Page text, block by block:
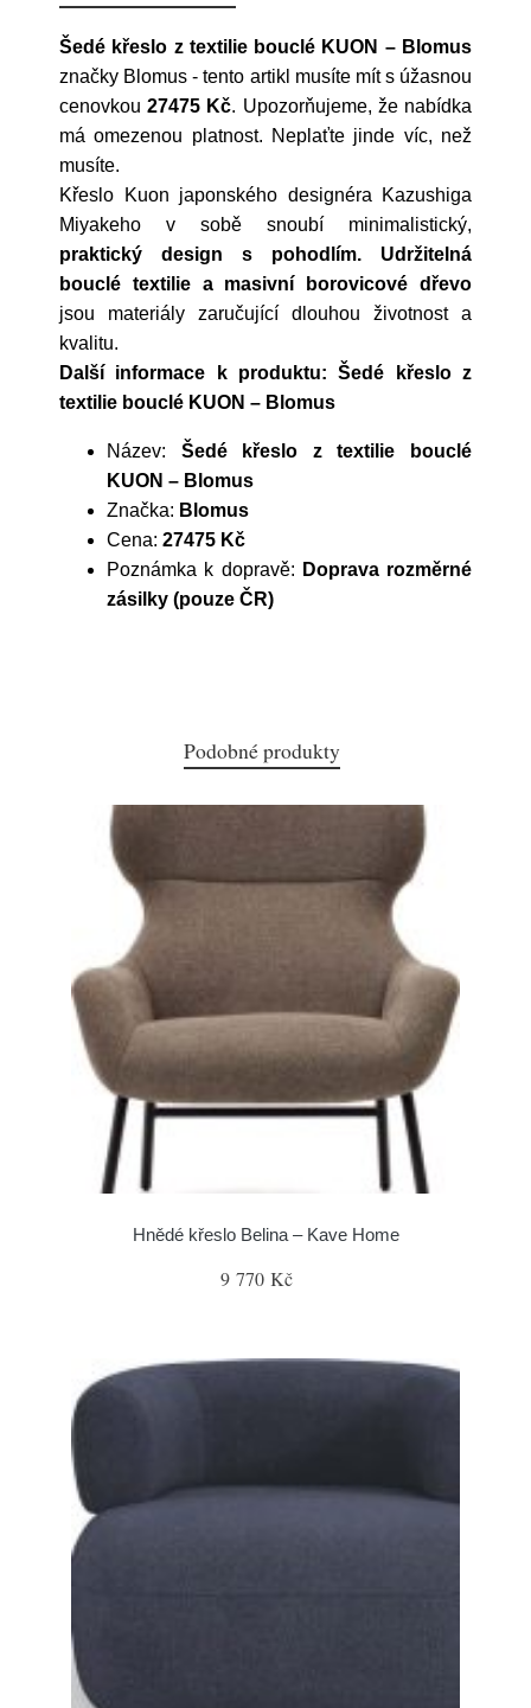
Šedé křeslo z textilie bouclé KUON – Blomus
značky Blomus - tento artikl musíte mít s úžasnou
cenovkou27475 Kč. Upozorňujeme, že nabídka
má omezenou platnost. Neplaťte jinde víc, než
musíte.
Křeslo Kuon japonského designéra Kazushiga
Miyakeho v sobě snoubí minimalistický,
praktický design s pohodlím.
Udržitelná
bouclé textilie a masivní borovicové dřevo
jsou materiály zaručující dlouhou životnost a
kvalitu.
Další informace k produktu: Šedé křeslo z
textilie bouclé KUON – Blomus
Název: Šedé křeslo z textilie bouclé
KUON – Blomus
Značka: Blomus
Cena: 27475 Kč
Poznámka k dopravě: Doprava rozměrné
zásilky (pouze ČR)
Podobné produkty
Hnědé křeslo Belina – Kave Home
9 770 Kč